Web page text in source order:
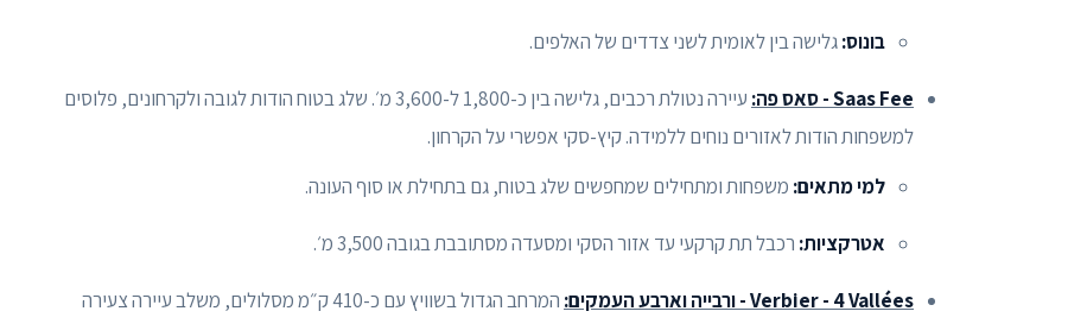
בונוס:גלישה בין לאומית לשני צדדים של האלפים.
Saas Fee - סאס פה:
עיירה נטולת רכבים, גלישה בין כ-1,800 ל-3,600 מ׳. שלג בטוח הודות לגובה ולקרחונים, פלוסים
למשפחות הודות לאזורים נוחים ללמידה. קיץ-סקי אפשרי על הקרחון.
למי מתאים: משפחות ומתחילים שמחפשים שלג בטוח, גם בתחילת או סוף העונה.
אטרקציות: רכבל תת קרקעי עד אזור הסקי ומסעדה מסתובבת בגובה 3,500 מ׳.
Verbier - 4 Vallées - ורבייה וארבע העמקים:
המרחב הגדול בשוויץ עם כ-410 ק״מ מסלולים, משלב עיירה צעירה